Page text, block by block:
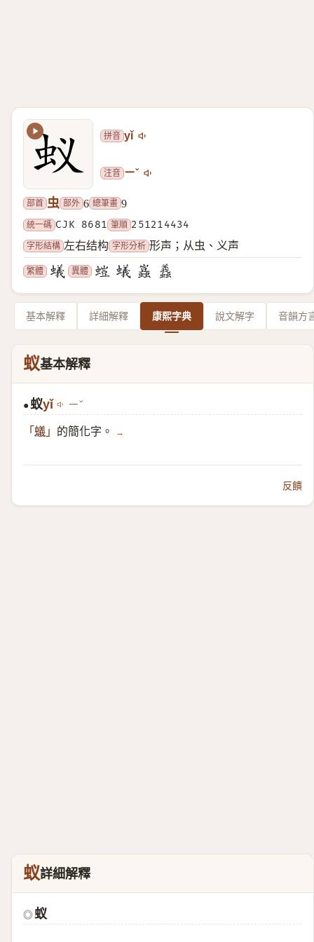
拼音 yǐ
注音 ㄧˇ
部首 虫 部外 6 總筆畫 9
統一碼 CJK 8681 筆順 251214434
字形結構 左右结构 字形分析 形声；从虫、义声
繁體 異體
基本解釋 詳細解釋 康熙字典 說文解字 音韻方
蚁基本解釋
●蚁yǐ ㄧˇ
「 蟻 」 的簡化字。 →
反饋
蚁詳細解釋
◎ 蚁